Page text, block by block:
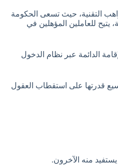
التقنية، حيث تسعى الحكومة
المواهب التقنية، يتيح للعاملين المؤهلين في
الدائمة عبر نظام الدخول
قدرتها على استقطاب العقول
منه الآخرون.